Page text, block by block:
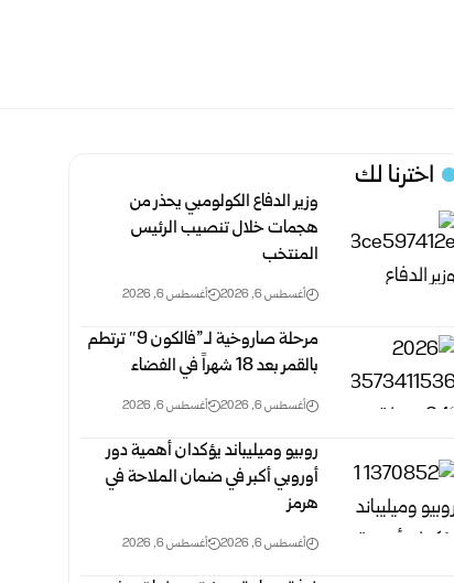
اخترنا لك
وزير الدفاع الكولومبي يحذر من
هجمات خلال تنصيب الرئيس
المنتخب
أغسطس 6, 2026 أغسطس 6, 2026
مرحلة صاروخية لـ”فالكون 9″ ترتطم
بالقمر بعد 18 شهراً في الفضاء
أغسطس 6, 2026 أغسطس 6, 2026
روبيو وميليباند يؤكدان أهمية دور
أوروبي أكبر في ضمان الملاحة في
هرمز
أغسطس 6, 2026 أغسطس 6, 2026